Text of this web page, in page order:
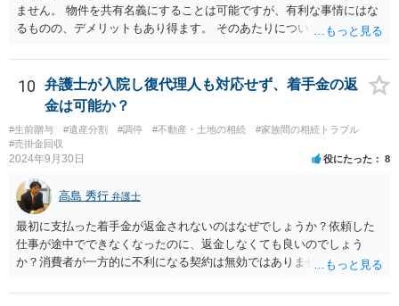
ません。 物件を共有名義にすることは可能ですが、有利な事情にはな
るものの、デメリットもあり得ます。 そのあたりについては、お近く
10
弁護士が入院し復代理人も対応せず、着手金の返
金は可能か？
#生前贈与 #遺産分割 #調停 #不動産・土地の相続
#家族間の相続トラブル
#売掛金回収
2024年9月30日 役にたった 8
高島 秀行 弁護士
最初に支払った着手金が返金されないのはなぜでしょうか？依頼した
仕事が途中でできなくなったのに、返金しなくても良いのでしょう
か？消費者が一方的に不利になる契約は無効ではありませんか？
務があると思います。 倒れた弁護士が所属する弁護士会に相談さ